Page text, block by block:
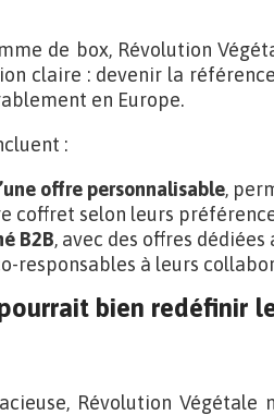
de box, Révolution
claire : devenir la
en Europe.
:
offre personnalisable,
coffret selon leurs
B2B, avec des offres
responsables à leurs
bien redéfinir
Révolution Végétale